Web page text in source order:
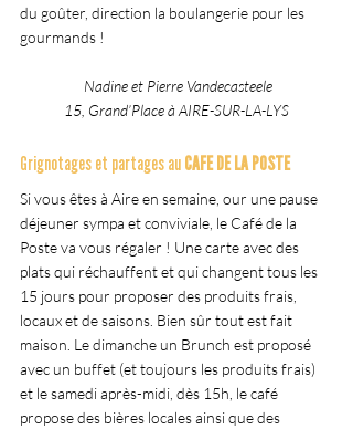
du goûter, direction la boulangerie pour les
gourmands !
Nadine et Pierre Vandecasteele
15, Grand’Place à AIRE-SUR-LA-LYS
Grignotages et partages au CAFE DE LA POSTE
Si vous êtes à Aire en semaine, our une pause
déjeuner sympa et conviviale, le Café de la
Poste va vous régaler ! Une carte avec des
plats qui réchauffent et qui changent tous les
15 jours pour proposer des produits frais,
locaux et de saisons. Bien sûr tout est fait
maison. Le dimanche un Brunch est proposé
avec un buffet (et toujours les produits frais)
et le samedi après-midi, dès 15h, le café
propose des bières locales ainsi que des